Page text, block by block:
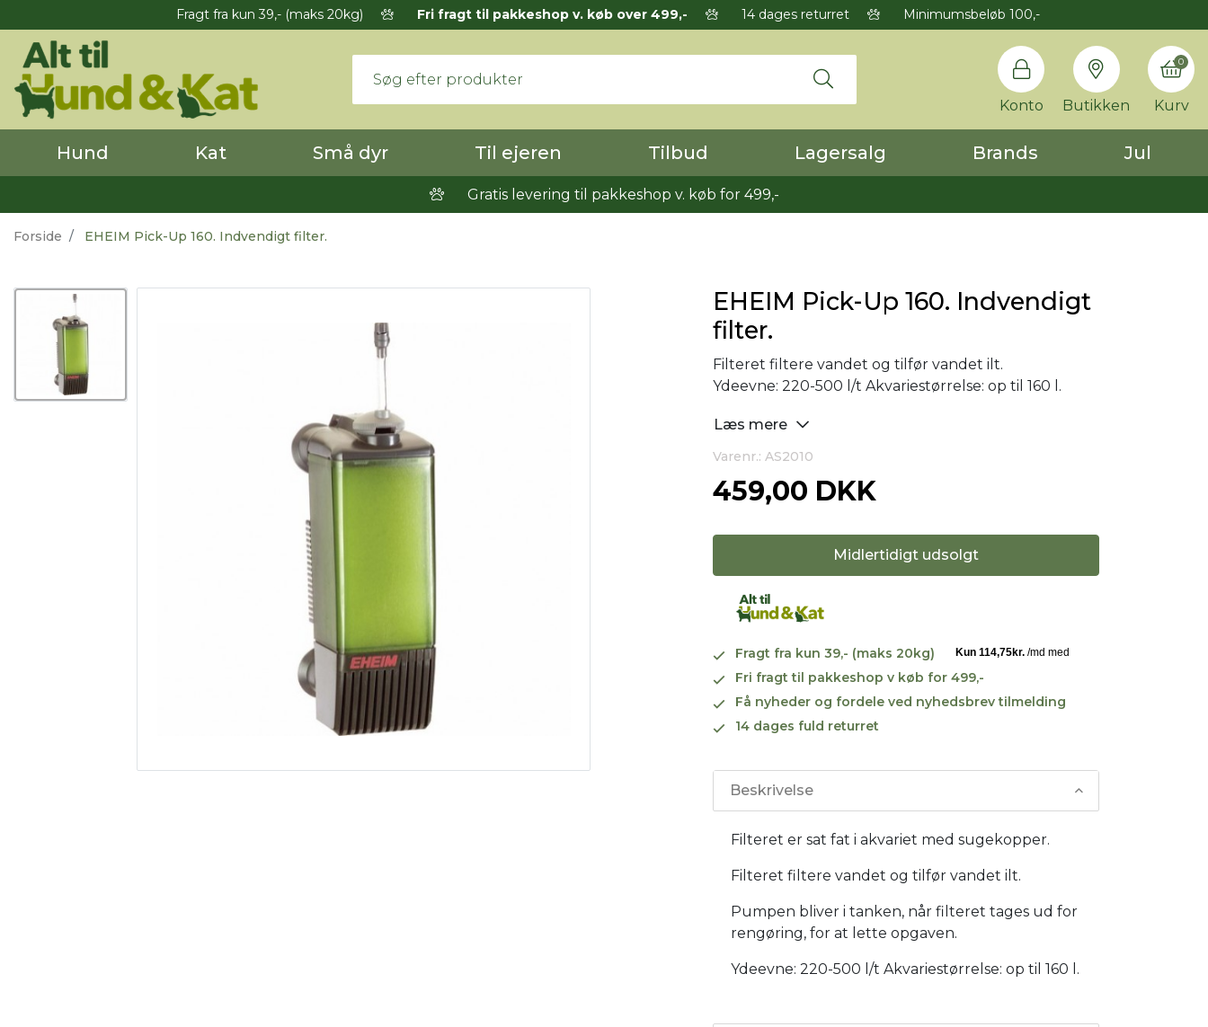
Fragt fra kun 39,- (maks 20kg) Fri fragt til pakkeshop v. køb over 499,- 14 dages returret Minimumsbeløb 100,-
Konto Butikken Kurv
0
Hund Kat Små dyr Til ejeren Tilbud Lagersalg Brands Jul
Gratis levering til pakkeshop v. køb for 499,-
Forside EHEIM Pick-Up 160. Indvendigt filter.
EHEIM Pick-Up 160. Indvendigt
filter.
Filteret filtere vandet og tilfør vandet ilt.
Ydeevne: 220-500 l/t Akvariestørrelse: op til 160 l.
Læs mere
Varenr.: AS2010
459,00 DKK
Midlertidigt udsolgt
Fragt fra kun 39,- (maks 20kg)
Fri fragt til pakkeshop v køb for 499,-
Få nyheder og fordele ved nyhedsbrev tilmelding
14 dages fuld returret
Beskrivelse
Filteret er sat fat i akvariet med sugekopper.
Filteret filtere vandet og tilfør vandet ilt.
Pumpen bliver i tanken, når filteret tages ud for
rengøring, for at lette opgaven.
Ydeevne: 220-500 l/t Akvariestørrelse: op til 160 l.